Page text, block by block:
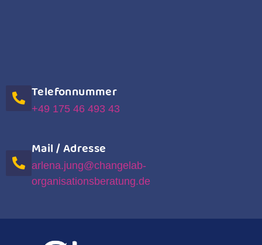
Telefonnummer
+49 175 46 493 43
Mail / Adresse
arlena.jung@changelab-
organisationsberatung.de